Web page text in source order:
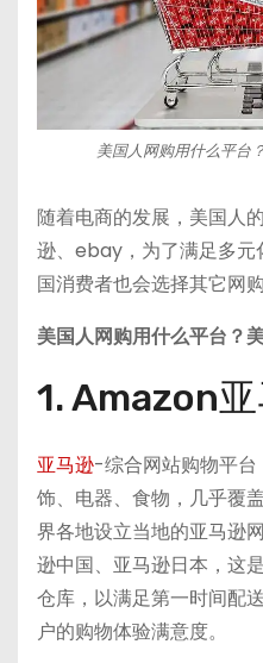
美国人网购用什么平台
随着电商的发展，美国人
逊、ebay，为了满足多元
国消费者也会选择其它网购
美国人网购用什么平台？
1. Amazon
亚马逊-综合网站购物平台
饰、电器、食物，几乎覆
界各地设立当地的亚马逊
逊中国、亚马逊日本，这
仓库，以满足第一时间配
户的购物体验满意度。